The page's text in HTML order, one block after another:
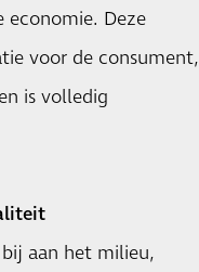
economie. Deze
voor de consument,
is volledig
aan het milieu,